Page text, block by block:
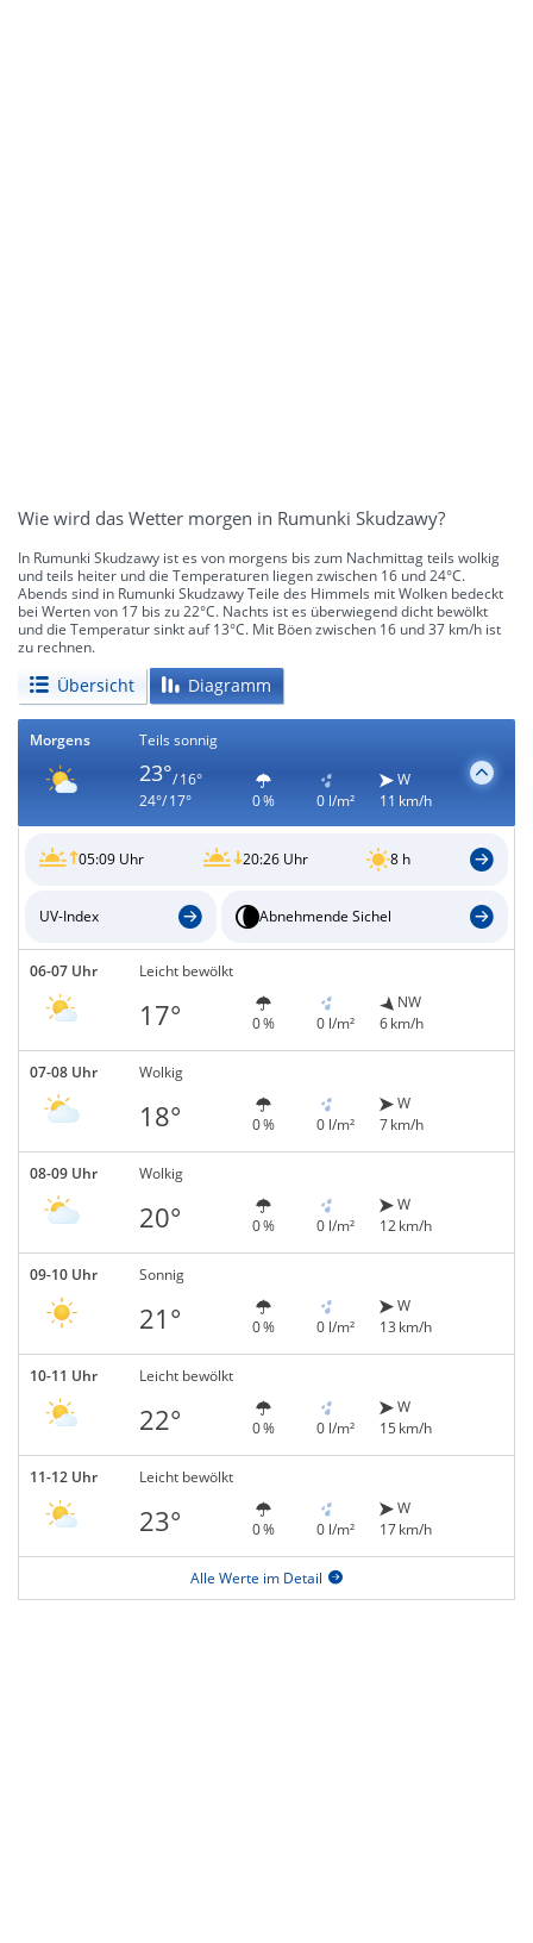
Wie wird das Wetter morgen in Rumunki Skudzawy?
In Rumunki Skudzawy ist es von morgens bis zum Nachmittag teils wolkig
und teils heiter und die Temperaturen liegen zwischen 16 und 24°C.
Abends sind in Rumunki Skudzawy Teile des Himmels mit Wolken bedeckt
bei Werten von 17 bis zu 22°C. Nachts ist es überwiegend dicht bewölkt
und die Temperatur sinkt auf 13°C. Mit Böen zwischen 16 und 37 km/h ist
zu rechnen.
Übersicht Diagramm
Morgens Teils sonnig
23°/ 16°
24°/ 17°
0 % 0 l/m²
W
11 km/h
05:09 Uhr 20:26 Uhr 8 h
UV-Index Abnehmende Sichel
06-07 Uhr Leicht bewölkt
17° 0 % 0 l/m²
NW
6 km/h
07-08 Uhr Wolkig
18° 0 % 0 l/m²
W
7 km/h
08-09 Uhr Wolkig
20° 0 % 0 l/m²
W
12 km/h
09-10 Uhr Sonnig
21° 0 % 0 l/m²
W
13 km/h
10-11 Uhr Leicht bewölkt
22° 0 % 0 l/m²
W
15 km/h
11-12 Uhr Leicht bewölkt
23° 0 % 0 l/m²
W
17 km/h
Alle Werte im Detail